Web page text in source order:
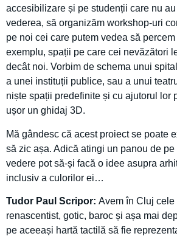
accesibilizare și pe studenții care nu
vederea, să organizăm workshop-uri
pe noi cei care putem vedea să
exemplu, spații pe care cei nevăzători
decât noi. Vorbim de schema unui
a unei instituții publice, sau a unui
niște spații predefinite și cu ajutorul lor
ușor un ghidaj 3D.
Mă gândesc că acest proiect se poate
să zic așa. Adică atingi un panou de
vedere pot să-și facă o idee asupra
inclusiv a culorilor ei…
Tudor Paul Scripor: Avem în Cluj cele
renascentist, gotic, baroc și așa mai
pe aceeași hartă tactilă să fie